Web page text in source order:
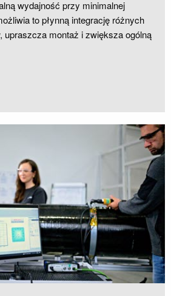
wydajność przy minimalnej
to płynną integrację różnych
upraszcza montaż i zwiększa ogólną